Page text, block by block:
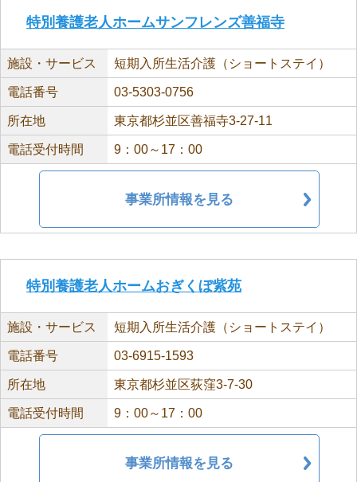
特別養護老人ホームサンフレンズ善福寺
施設・サービス 短期入所生活介護（ショートステイ）
電話番号 03-5303-0756
所在地 東京都杉並区善福寺3-27-11
電話受付時間 9：00～17：00
事業所情報を見る
特別養護老人ホームおぎくぼ紫苑
施設・サービス 短期入所生活介護（ショートステイ）
電話番号 03-6915-1593
所在地 東京都杉並区荻窪3-7-30
電話受付時間 9：00～17：00
事業所情報を見る